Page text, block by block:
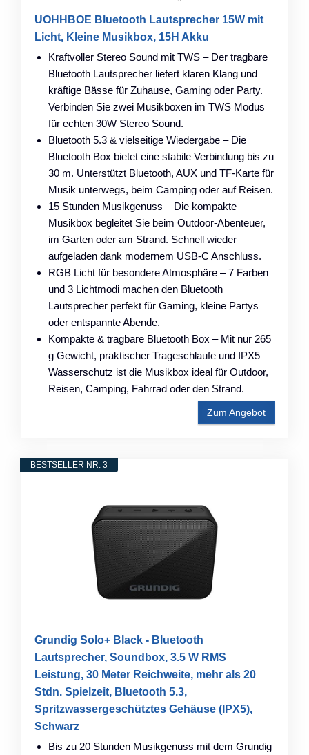
UOHHBOE Bluetooth Lautsprecher 15W mit
Licht, Kleine Musikbox, 15H Akku
Kraftvoller Stereo Sound mit TWS – Der tragbare
Bluetooth Lautsprecher liefert klaren Klang und
kräftige Bässe für Zuhause, Gaming oder Party.
Verbinden Sie zwei Musikboxen im TWS Modus
für echten 30W Stereo Sound.
Bluetooth 5.3 & vielseitige Wiedergabe – Die
Bluetooth Box bietet eine stabile Verbindung bis zu
30 m. Unterstützt Bluetooth, AUX und TF-Karte für
Musik unterwegs, beim Camping oder auf Reisen.
15 Stunden Musikgenuss – Die kompakte
Musikbox begleitet Sie beim Outdoor-Abenteuer,
im Garten oder am Strand. Schnell wieder
aufgeladen dank modernem USB-C Anschluss.
RGB Licht für besondere Atmosphäre – 7 Farben
und 3 Lichtmodi machen den Bluetooth
Lautsprecher perfekt für Gaming, kleine Partys
oder entspannte Abende.
Kompakte & tragbare Bluetooth Box – Mit nur 265
g Gewicht, praktischer Trageschlaufe und IPX5
Wasserschutz ist die Musikbox ideal für Outdoor,
Reisen, Camping, Fahrrad oder den Strand.
Zum Angebot
BESTSELLER NR. 3
Grundig Solo+ Black - Bluetooth
Lautsprecher, Soundbox, 3.5 W RMS
Leistung, 30 Meter Reichweite, mehr als 20
Stdn. Spielzeit, Bluetooth 5.3,
Spritzwassergeschütztes Gehäuse (IPX5),
Schwarz
Bis zu 20 Stunden Musikgenuss mit dem Grundig